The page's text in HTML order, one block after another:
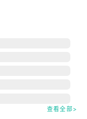
完美结合，畅享
的战机，每种都配
锁更强大的武器，
查看全部>